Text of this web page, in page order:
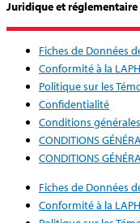
Juridique et réglementaire
Fiches de Données
Conformité à la
Politique sur les
Confidentialité
Conditions
CONDITIONS
CONDITIONS
Fiches de Données
Conformité à la